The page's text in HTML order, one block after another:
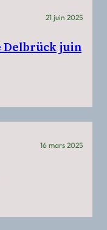
21 juin 2025
Delbrück juin
16 mars 2025